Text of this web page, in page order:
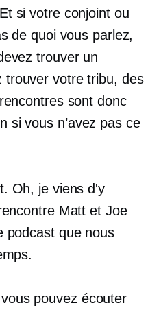
si votre conjoint ou
de quoi vous parlez,
trouver un
trouver votre tribu, des
sont donc
si vous n’avez pas ce
Oh, je viens d'y
Matt et Joe
podcast que nous
pouvez écouter